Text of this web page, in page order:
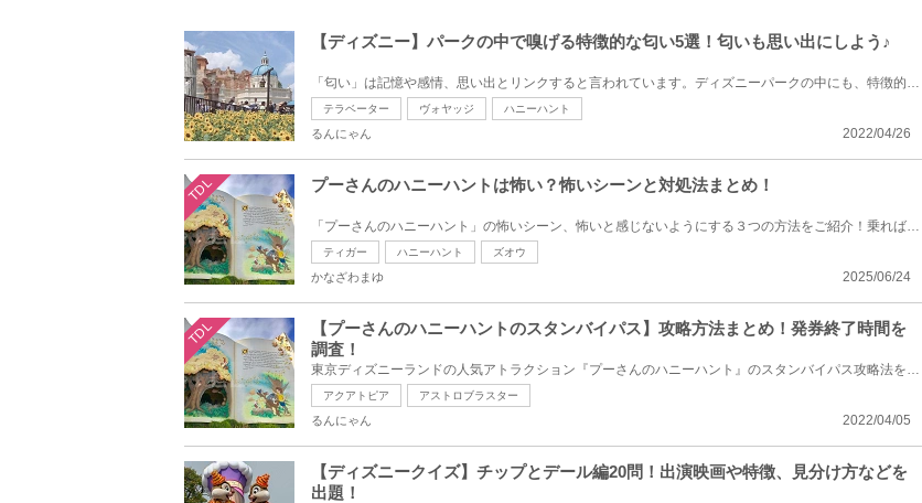
【ディズニー】パークの中で嗅げる特徴的な匂い5選！匂いも思い出にしよう♪
「匂い」は記憶や感情、思い出とリンクすると言われています。ディズニーパークの中にも、特徴的な匂い...
テラベーター ヴォヤッジ ハニーハント
2022/04/26
るんにゃん
TDL プーさんのハニーハントは怖い？怖いシーンと対処法まとめ！
「プーさんのハニーハント」の怖いシーン、怖いと感じないようにする３つの方法をご紹介！乗ればプーさ...
ティガー ハニーハント ズオウ
2025/06/24
かなざわまゆ
TDL
【プーさんのハニーハントのスタンバイパス】攻略方法まとめ！発券終了時間を
調査！
東京ディズニーランドの人気アトラクション『プーさんのハニーハント』のスタンバイパス攻略法をまとめ...
アクアトピア アストロブラスター
2022/04/05
るんにゃん
【ディズニークイズ】チップとデール編20問！出演映画や特徴、見分け方などを
出題！